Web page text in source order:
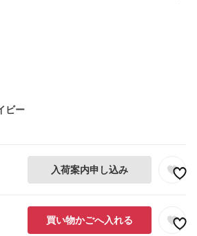
ビー
入荷案内申し込み
買い物かごへ入れる